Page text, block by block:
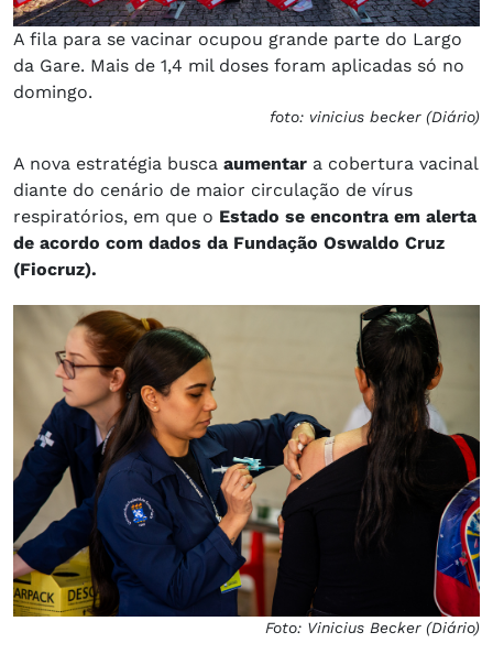
A fila para se vacinar ocupou grande parte do Largo
da Gare. Mais de 1,4 mil doses foram aplicadas só no
domingo.
foto: vinicius becker (Diário)
A nova estratégia busca aumentar a cobertura vacinal
diante do cenário de maior circulação de vírus
respiratórios, em que o Estado se encontra em alerta
de acordo com dados da Fundação Oswaldo Cruz
(Fiocruz).
Foto: Vinicius Becker (Diário)